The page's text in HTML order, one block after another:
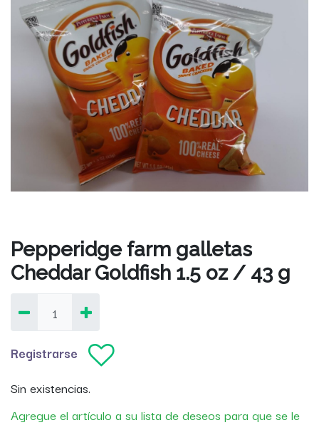
Pepperidge farm galletas
Cheddar Goldfish 1.5 oz / 43 g
Registrarse
Sin existencias.
Agregue el artículo a su lista de deseos para que se le